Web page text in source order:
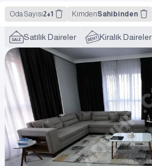
Oda Sayısı2+1 KimdenSahibinden
Satılık Daireler Kiralık Daireler